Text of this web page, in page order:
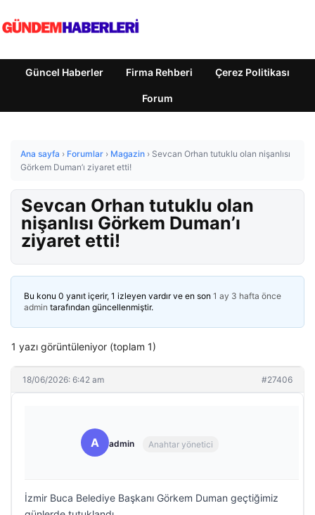
Güncel Haberler Firma Rehberi Çerez Politikası
Forum
Ana sayfa › Forumlar › Magazin › Sevcan Orhan tutuklu olan nişanlısı
Görkem Duman’ı ziyaret etti!
Sevcan Orhan tutuklu olan
nişanlısı Görkem Duman’ı
ziyaret etti!
Bu konu 0 yanıt içerir, 1 izleyen vardır ve en son 1 ay 3 hafta önce
admin tarafından güncellenmiştir.
1 yazı görüntüleniyor (toplam 1)
18/06/2026: 6:42 am #27406
A admin Anahtar yönetici
İzmir Buca Belediye Başkanı Görkem Duman geçtiğimiz